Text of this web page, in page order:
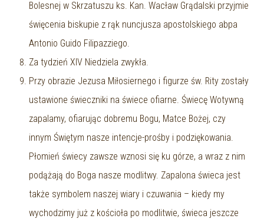
Bolesnej w Skrzatuszu ks. Kan. Wacław Grądalski przyjmie
święcenia biskupie z rąk nuncjusza apostolskiego abpa
Antonio Guido Filipazziego.
Za tydzień XIV Niedziela zwykła.
Przy obrazie Jezusa Miłosiernego i figurze św. Rity zostały
ustawione świeczniki na świece ofiarne. Świecę Wotywną
zapalamy, ofiarując dobremu Bogu, Matce Bożej, czy
innym Świętym nasze intencje-prośby i podziękowania.
Płomień świecy zawsze wznosi się ku górze, a wraz z nim
podążają do Boga nasze modlitwy. Zapalona świeca jest
także symbolem naszej wiary i czuwania – kiedy my
wychodzimy już z kościoła po modlitwie, świeca jeszcze